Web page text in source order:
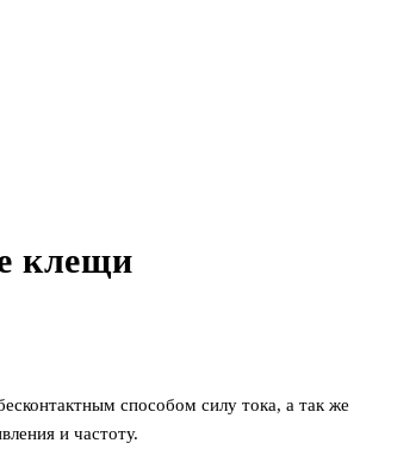
клещи
способом силу тока, а так же
и частоту.